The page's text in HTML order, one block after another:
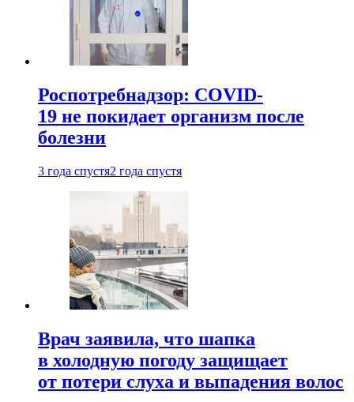
Роспотребнадзор: COVID-
19 не покидает организм после
болезни
3 года спустя2 года спустя
Врач заявила, что шапка
в холодную погоду защищает
от потери слуха и выпадения волос